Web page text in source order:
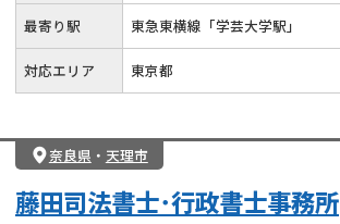
最寄り駅 東急東横線「学芸大学駅」
対応エリア 東京都
奈良県 ・ 天理市
藤田司法書士･行政書士事務所